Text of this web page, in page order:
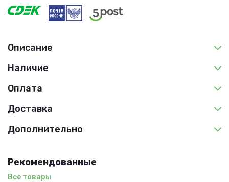
Описание
Наличие
Оплата
Доставка
Дополнительно
Рекомендованные
Все товары